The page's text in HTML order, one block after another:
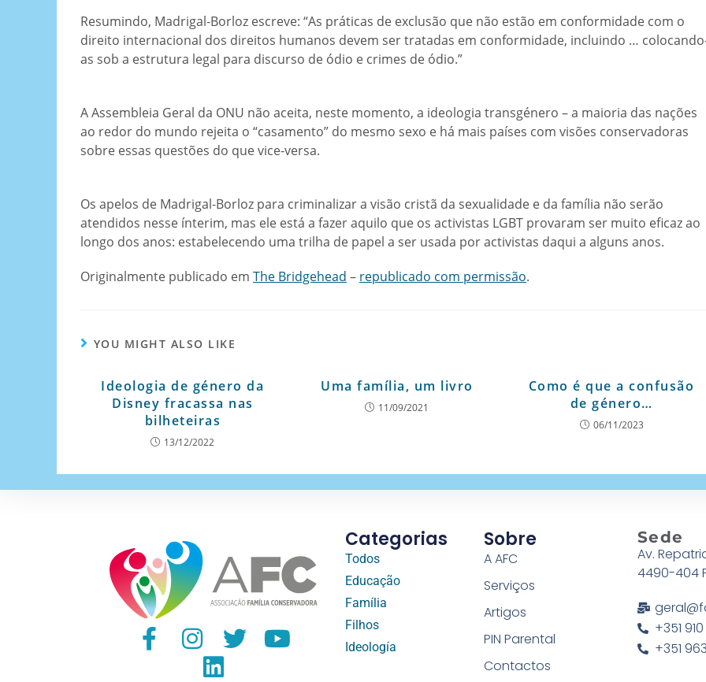
Resumindo, Madrigal-Borloz escreve: “As práticas de exclusão que não estão em conformidade com o
direito internacional dos direitos humanos devem ser tratadas em conformidade, incluindo …
as sob a estrutura legal para discurso de ódio e crimes de ódio.”
A Assembleia Geral da ONU não aceita, neste momento, a ideologia transgénero – a maioria das nações
ao redor do mundo rejeita o “casamento” do mesmo sexo e há mais países com visões conservadoras
sobre essas questões do que vice-versa.
Os apelos de Madrigal-Borloz para criminalizar a visão cristã da sexualidade e da família não serão
atendidos nesse ínterim, mas ele está a fazer aquilo que os activistas LGBT provaram ser muito eficaz ao
longo dos anos: estabelecendo uma trilha de papel a ser usada por activistas daqui a alguns anos.
Originalmente publicado em The Bridgehead – republicado com permissão.
YOU MIGHT ALSO LIKE
Ideologia de género da
Disney fracassa nas
bilheteiras
13/12/2022
Uma família, um livro
11/09/2021
Como é que a confusão
de género…
06/11/2023
Categorias
Todos
Educação
Família
Filhos
Ideología
Sobre
A AFC
Serviços
Artigos
PIN Parental
Contactos
Sede
Av.
4490-404
+351
+351